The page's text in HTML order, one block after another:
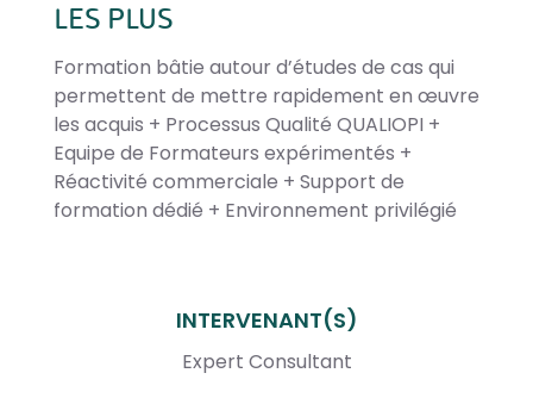
LES PLUS
Formation bâtie autour d’études de cas qui
permettent de mettre rapidement en œuvre
les acquis + Processus Qualité QUALIOPI +
Equipe de Formateurs expérimentés +
Réactivité commerciale + Support de
formation dédié + Environnement privilégié
INTERVENANT(S)
Expert Consultant